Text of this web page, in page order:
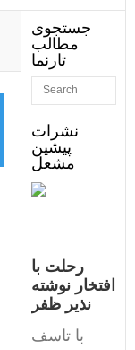
جستجوی
مطالب
تارنما
نشرات
پیشین
مشعل
رحلت با
افتخار نوشته
نذیر ظفر
با تاسف